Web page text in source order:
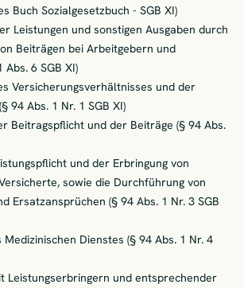
Buch Sozialgesetzbuch - SGB XI)
Leistungen und sonstigen Ausgaben durch
Beiträgen bei Arbeitgebern und
6 SGB XI)
Versicherungsverhältnisses und der
94 Abs. 1 Nr. 1 SGB XI)
Beitragspflicht und der Beiträge (§ 94 Abs.
und der Erbringung von
sowie die Durchführung von
Ersatzansprüchen (§ 94 Abs. 1 Nr. 3 SGB
Medizinischen Dienstes (§ 94 Abs. 1 Nr. 4
Leistungserbringern und entsprechender